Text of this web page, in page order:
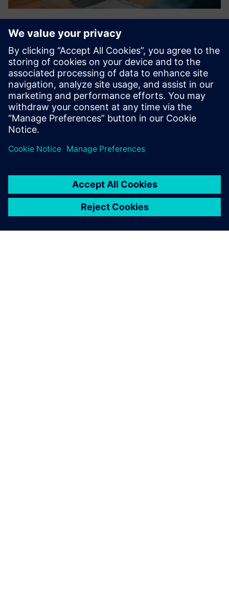
nPlan - Planning App
NPLAN er en avansert produktiv
scenarioplanleggingsplattform som genererer
produksjonsplanleggingsscenarier smidige, pålitelige og
samarbeidende, og akselererer forsyningskjedens digitale
transformasjon.
Lær mer